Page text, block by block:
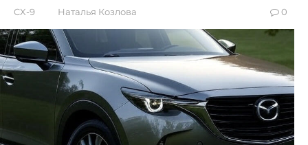
CX-9 Наталья Козлова 0